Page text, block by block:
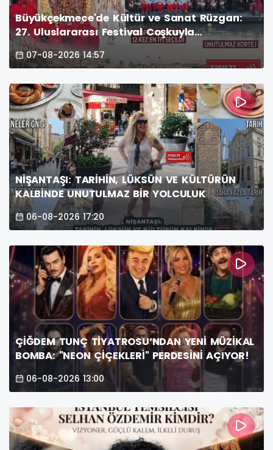
Büyükçekmece'de Kültür ve Sanat Rüzgarı:
27. Uluslararası Festival Coşkuyla
Tamamlandı
07-08-2026 14:57
NİŞANTAŞI: TARİHİN, LÜKSÜN VE KÜLTÜRÜN
KALBİNDE UNUTULMAZ BİR YOLCULUK
06-08-2026 17:20
ÇİĞDEM TUNÇ TİYATROSU’NDAN YENİ MÜZİKAL
BOMBA: "NEON ÇİÇEKLERİ" PERDESİNİ AÇIYOR!
06-08-2026 13:00